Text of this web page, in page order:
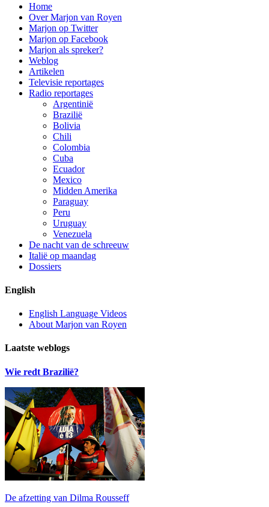
Home
Over Marjon van Royen
Marjon op Twitter
Marjon op Facebook
Marjon als spreker?
Weblog
Artikelen
Televisie reportages
Radio reportages
Argentinië
Brazilië
Bolivia
Chili
Colombia
Cuba
Ecuador
Mexico
Midden Amerika
Paraguay
Peru
Uruguay
Venezuela
De nacht van de schreeuw
Italië op maandag
Dossiers
English
English Language Videos
About Marjon van Royen
Laatste weblogs
Wie redt Brazilië?
De afzetting van Dilma Rousseff